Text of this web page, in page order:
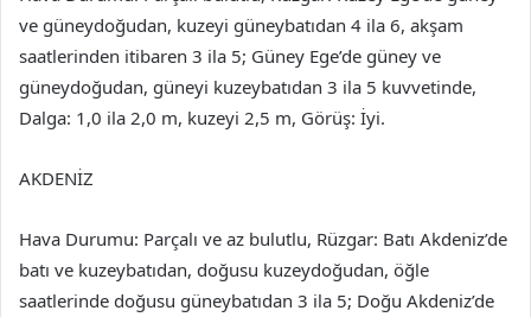
ve güneydoğudan, kuzeyi güneybatıdan 4 ila 6, akşam
saatlerinden itibaren 3 ila 5; Güney Ege’de güney ve
güneydoğudan, güneyi kuzeybatıdan 3 ila 5 kuvvetinde,
Dalga: 1,0 ila 2,0 m, kuzeyi 2,5 m, Görüş: İyi.
AKDENİZ
Hava Durumu: Parçalı ve az bulutlu, Rüzgar: Batı Akdeniz’de
batı ve kuzeybatıdan, doğusu kuzeydoğudan, öğle
saatlerinde doğusu güneybatıdan 3 ila 5; Doğu Akdeniz’de